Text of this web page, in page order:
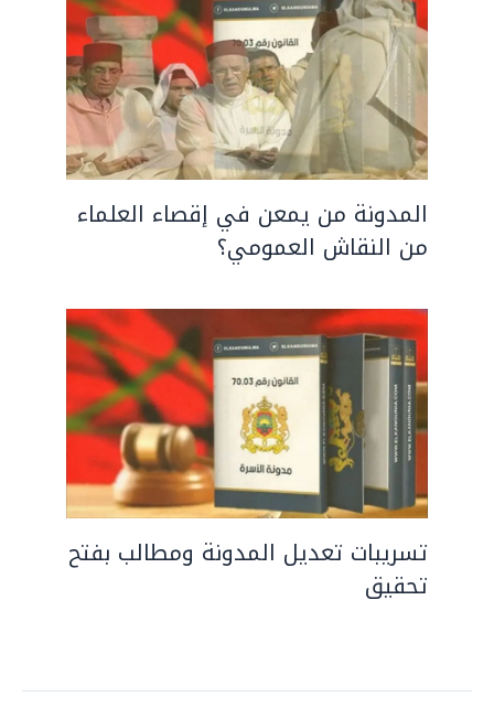
المدونة من يمعن في إقصاء العلماء
من النقاش العمومي؟
تسريبات تعديل المدونة ومطالب بفتح
تحقيق